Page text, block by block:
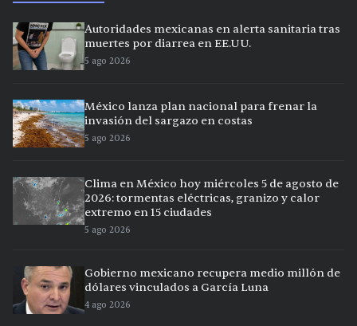
Autoridades mexicanas en alerta sanitaria tras
muertes por diarrea en EE.UU.
5 ago 2026
México lanza plan nacional para frenar la
invasión del sargazo en costas
5 ago 2026
Clima en México hoy miércoles 5 de agosto de
2026: tormentas eléctricas, granizo y calor
extremo en 15 ciudades
5 ago 2026
Gobierno mexicano recupera medio millón de
dólares vinculados a García Luna
4 ago 2026